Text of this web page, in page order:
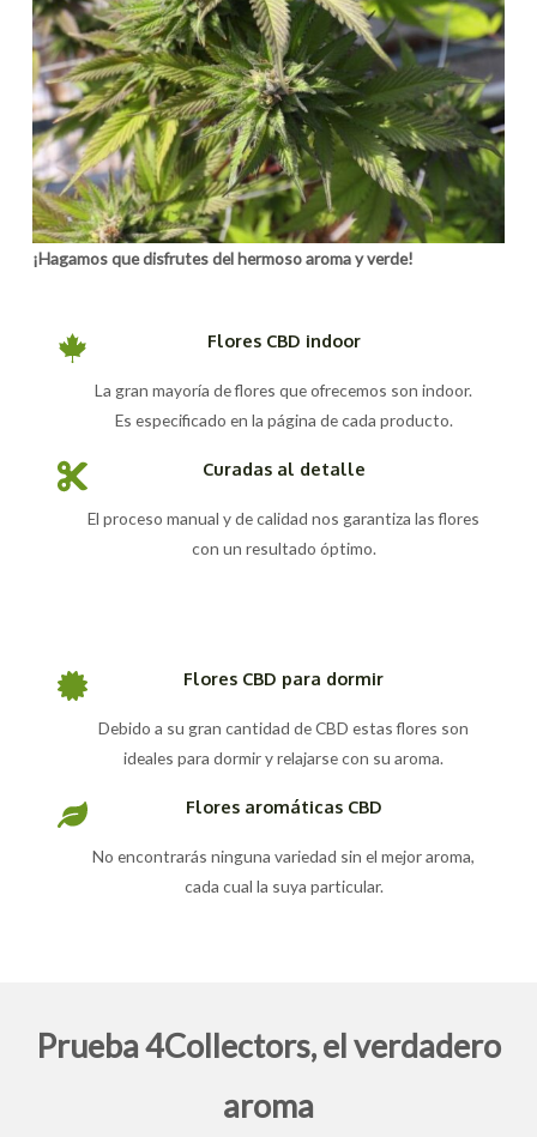
¡Hagamos que disfrutes del hermoso aroma y verde!
Flores CBD indoor
La gran mayoría de flores que ofrecemos son indoor.
Es especificado en la página de cada producto.
Curadas al detalle
El proceso manual y de calidad nos garantiza las flores
con un resultado óptimo.
Flores CBD para dormir
Debido a su gran cantidad de CBD estas flores son
ideales para dormir y relajarse con su aroma.
Flores aromáticas CBD
No encontrarás ninguna variedad sin el mejor aroma,
cada cual la suya particular.
Prueba 4Collectors, el verdadero
aroma